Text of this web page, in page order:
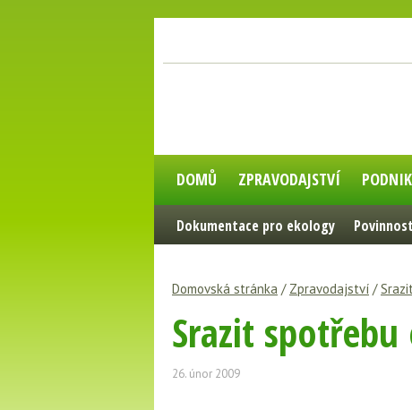
DOMŮ ZPRAVODAJSTVÍ
Dokumentace pro ekology
Domovská stránka / Zpravodajství /
Srazit
26. únor 2009